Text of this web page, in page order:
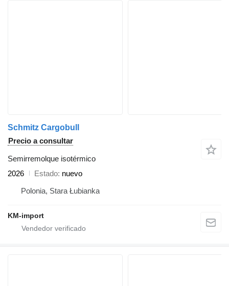
Schmitz Cargobull
Precio a consultar
Semirremolque isotérmico
2026
Estado nuevo
Polonia, Stara Łubianka
KM-import